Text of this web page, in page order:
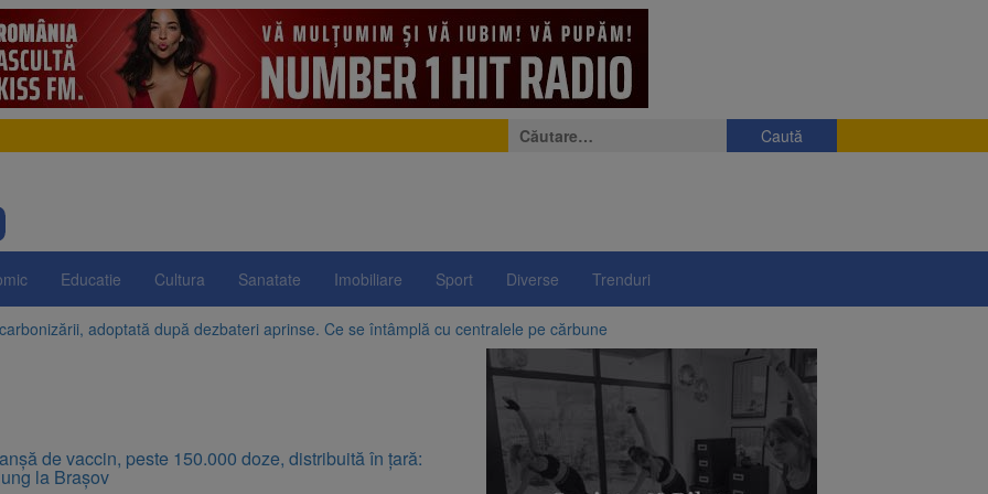
Caută
după:
Educatie Cultura Sanatate Imobiliare Sport Diverse Trenduri
adoptată după dezbateri aprinse. Ce se întâmplă cu centralele pe cărbune
adoptată de Senat cu amendamentele PSD și AUR. Proiectul merge la promulgare
SUA și Cuba vin la Brașov Jazz & Blues Festival. Ediția a 14-a are loc între 14 și 16 august
Europeană acordă Ucrainei încă 1,4 miliarde de euro din veniturile activelor rusești înghețate
la Zărnești. Recital special pe scena Festivalului „Ecoul Pietrei Craiului”, pe 2 octombrie
de vaccin, peste 150.000 doze, distribuită în țară:
la Brașov